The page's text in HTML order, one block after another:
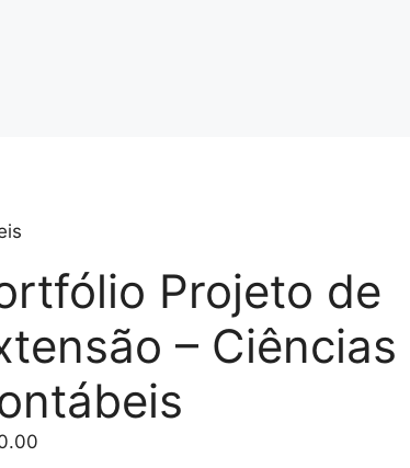
Projeto de
– Ciências